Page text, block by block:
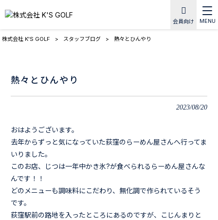
会員向け MENU
株式会社 K'S GOLF > スタッフブログ > 熱々とひんやり
熱々とひんやり
2023/08/20
おはようございます。
去年からずっと気になっていた荻窪のらーめん屋さんへ行ってま
いりました。
このお店、じつは一年中かき氷?が食べられるらーめん屋さんな
んです！！
どのメニューも調味料にこだわり、無化調で作られているそう
です。
荻窪駅前の路地を入ったところにあるのですが、こじんまりと